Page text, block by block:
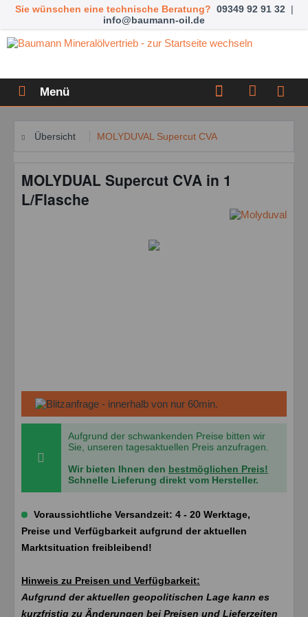
Sie wünschen eine technische Beratung? 09349 92 91 32 |
info@baumann-oil.de
Menü
Übersicht MOLYDUVAL Supercut CVA
MOLYDUAL Supercut CVA in 1
L/Flasche
Aufgrund der schwankenden Preise bitten wir
Sie, unseren tagesaktuellen Preis anzufragen.
Wir bieten Ihnen den bestmöglichen Preis!
Schnelle Lieferung direkt vom Hersteller.
Voraussichtliche Versandzeit: 4 - 20 Werktage,
Preise und Verfügbarkeit aufgrund der aktuellen
Marktsituation freibleibend!
Hinweis zu Preisen und Verfügbarkeit:
Aufgrund der aktuellen geopolitischen Lage kann es
kurzfristig zu Änderungen bei Preisen und Lieferzeiten